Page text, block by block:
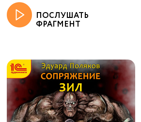
ПОСЛУШАТЬ
ФРАГМЕНТ